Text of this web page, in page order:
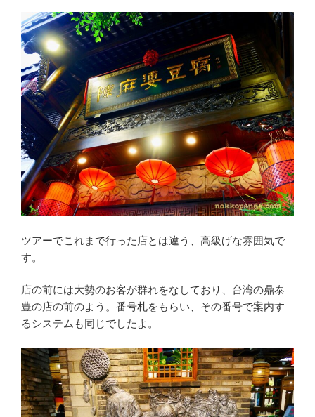
ツアーでこれまで行った店とは違う、高級げな雰囲気で
す。
店の前には大勢のお客が群れをなしており、台湾の鼎泰
豊の店の前のよう。番号札をもらい、その番号で案内す
るシステムも同じでしたよ。